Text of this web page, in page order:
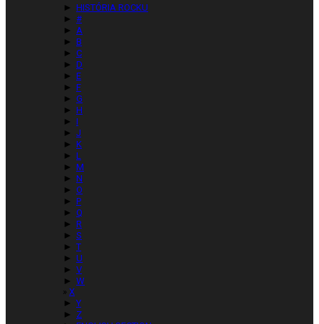
► HISTÓRIA ROCKU
► #
► A
► B
► C
► D
► E
► F
► G
► H
► I
► J
► K
► L
► M
► N
► O
► P
► Q
► R
► S
► T
► U
► V
► W
X
► Y
► Z